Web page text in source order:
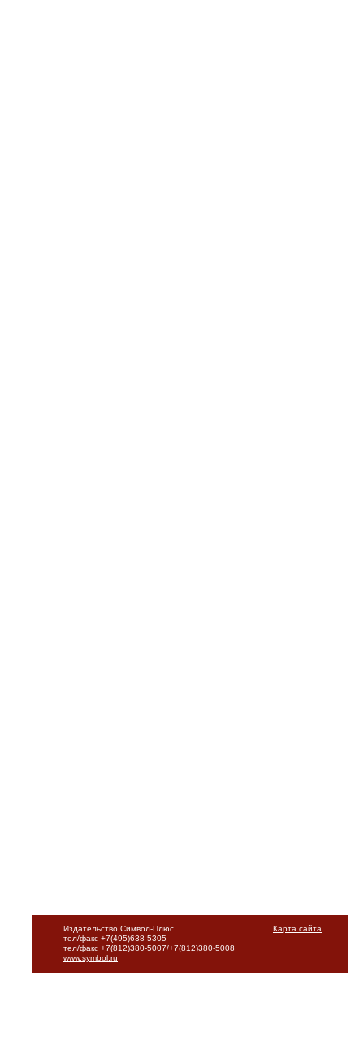
Карта сайта
Издательство Символ-Плюс
тел/факс +7(495)638-5305
тел/факс +7(812)380-5007/+7(812)380-5008
www.symbol.ru